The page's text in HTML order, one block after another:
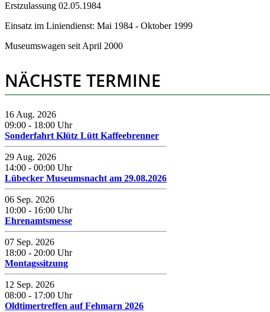
Erstzulassung 02.05.1984
Einsatz im Liniendienst: Mai 1984 - Oktober 1999
Museumswagen seit April 2000
NÄCHSTE TERMINE
16 Aug. 2026
09:00 - 18:00 Uhr
Sonderfahrt Klütz Lütt Kaffeebrenner
29 Aug. 2026
14:00 - 00:00 Uhr
Lübecker Museumsnacht am 29.08.2026
06 Sep. 2026
10:00 - 16:00 Uhr
Ehrenamtsmesse
07 Sep. 2026
18:00 - 20:00 Uhr
Montagssitzung
12 Sep. 2026
08:00 - 17:00 Uhr
Oldtimertreffen auf Fehmarn 2026